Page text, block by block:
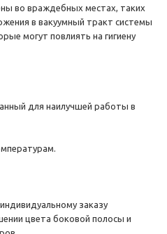
во враждебных местах, таких
в вакуумный тракт системы
могут повлиять на гигиену
для наилучшей работы в
заказу
цвета боковой полосы и